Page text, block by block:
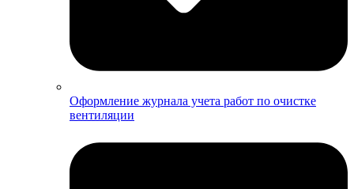
Оформление журнала учета работ по очистке
вентиляции